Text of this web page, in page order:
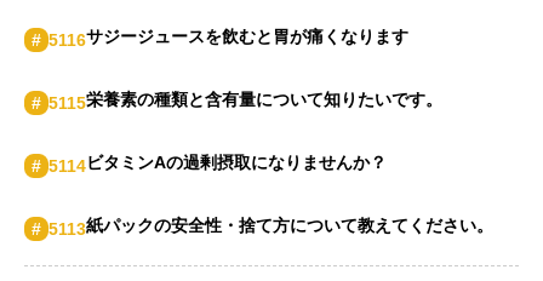
# 5116サジージュースを飲むと胃が痛くなります
# 5115栄養素の種類と含有量について知りたいです。
# 5114ビタミンAの過剰摂取になりませんか？
# 5113紙パックの安全性・捨て方について教えてください。